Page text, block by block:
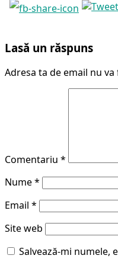
Lasă un răspuns
Adresa ta de email nu
Comentariu *
Nume*
Email *
Site web
Salvează-mi numele,